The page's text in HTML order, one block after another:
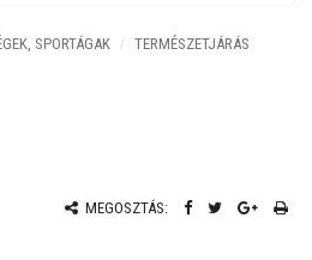
SPORTÁGAK
TERMÉSZETJÁRÁS
MEGOSZTÁS: